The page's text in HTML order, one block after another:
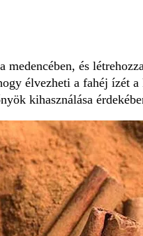
medencében, és
élvezheti a fahéj ízét
kihasználása